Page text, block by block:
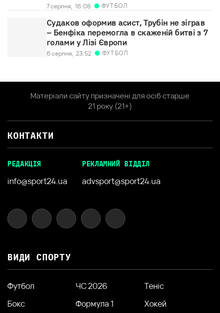
7 серпня, 16:08 ФУТБОЛ
Судаков оформив асист, Трубін не зіграв
– Бенфіка перемогла в скаженій битві з 7
голами у Лізі Європи
6 серпня, 23:52 ФУТБОЛ
Матеріали сайту призначені для осіб старше
21 року (21+)
КОНТАКТИ
РЕДАКЦІЯ
info@sport24.ua
РЕКЛАМНИЙ ВІДДІЛ
advsport@sport24.ua
ВИДИ СПОРТУ
Футбол ЧС 2026
Теніс
Бокс
Формула 1
Хокей